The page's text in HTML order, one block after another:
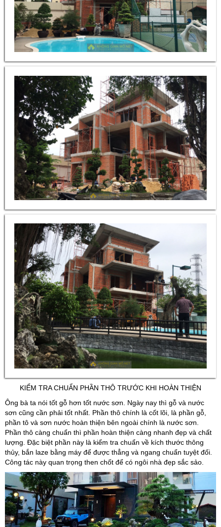
KIỂM TRA CHUẨN PHẦN THÔ TRƯỚC KHI HOÀN THIỆN
Ông bà ta nói tốt gỗ hơn tốt nước sơn. Ngày nay thì gỗ và nước
sơn cũng cần phải tốt nhất. Phần thô chính là cốt lõi, là phần gỗ,
phần tô và sơn nước hoàn thiện bên ngoài chính là nước sơn.
Phần thô càng chuẩn thì phần hoàn thiện càng nhanh đẹp và chất
lượng. Đặc biệt phần này là kiểm tra chuẩn về kích thước thông
thủy, bắn laze bằng máy để được thẳng và ngang chuẩn tuyệt đối.
Công tác này quan trọng then chốt để có ngôi nhà đẹp sắc sảo.